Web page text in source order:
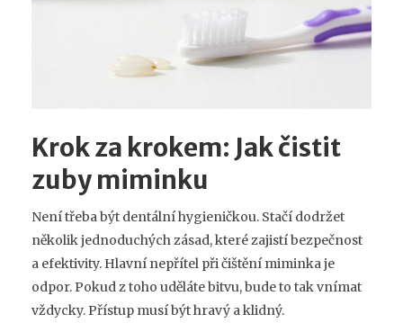
Krok za krokem: Jak čistit
zuby miminku
Není třeba být dentální hygieničkou. Stačí dodržet
několik jednoduchých zásad, které zajistí bezpečnost
a efektivity. Hlavní nepřítel při čištění miminka je
odpor. Pokud z toho uděláte bitvu, bude to tak vnímat
vždycky. Přístup musí být hravý a klidný.